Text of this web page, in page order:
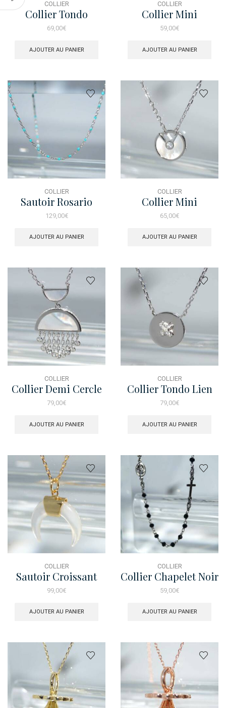
COLLIER
Collier Tondo
Ceramique Pave
69,00€
AJOUTER AU PANIER
COLLIER
Collier Mini
Croissant Nacre Dore
59,00€
AJOUTER AU PANIER
COLLIER
Sautoir Rosario
Turquoise
129,00€
AJOUTER AU PANIER
COLLIER
Collier Mini
Talisman Nacre Rose
65,00€
AJOUTER AU PANIER
COLLIER
Collier Demi Cercle
Nacre
79,00€
AJOUTER AU PANIER
COLLIER
Collier Tondo Lien
79,00€
AJOUTER AU PANIER
COLLIER
Sautoir Croissant
Nacre Dore
99,00€
AJOUTER AU PANIER
COLLIER
Collier Chapelet Noir
59,00€
AJOUTER AU PANIER